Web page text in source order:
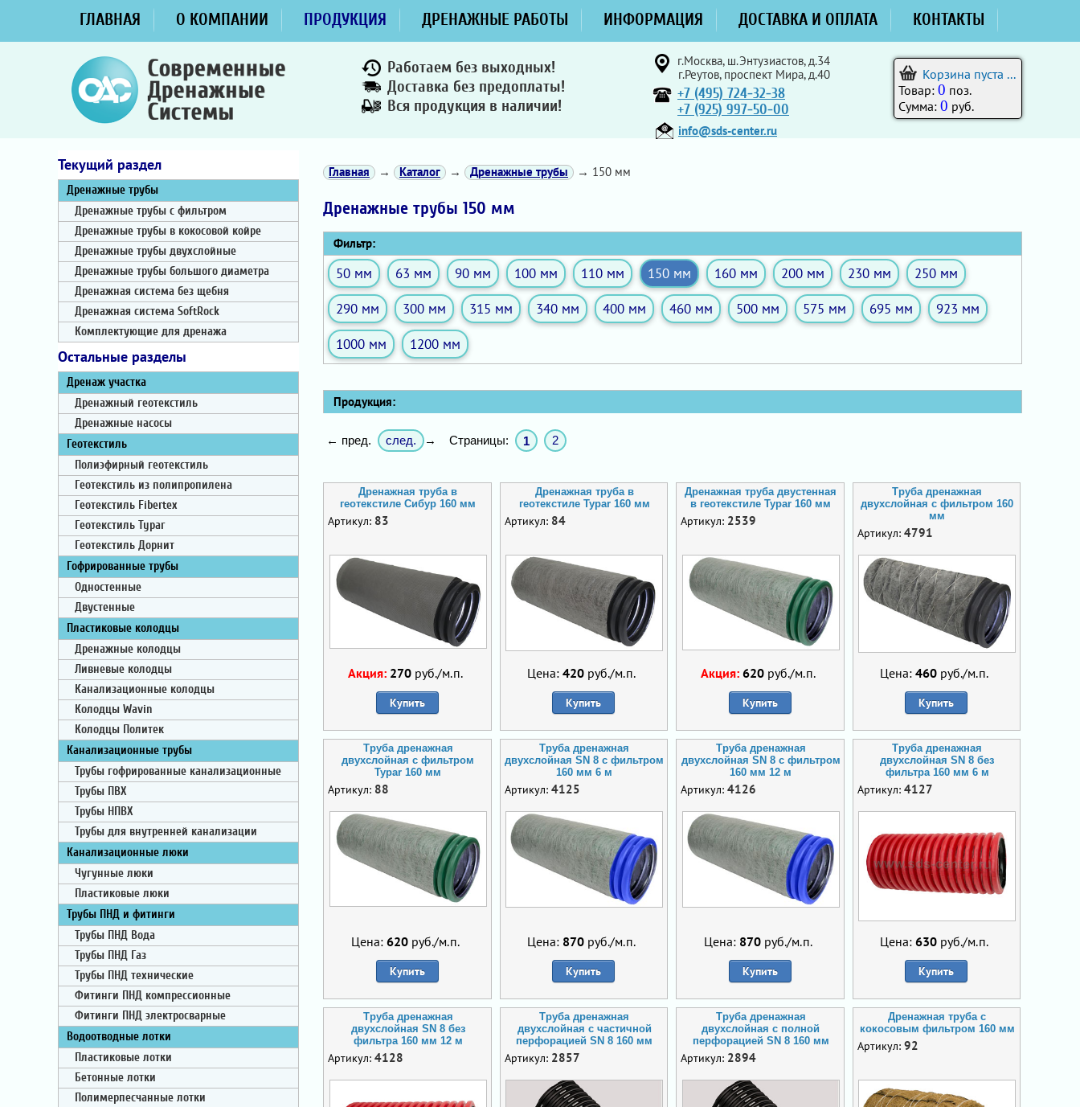
ГЛАВНАЯ О КОМПАНИИ ПРОДУКЦИЯ ДРЕНАЖНЫЕ РАБОТЫ ИНФОРМАЦИЯ ДОСТАВКА И ОПЛАТА КОНТАКТЫ
Работаем без выходных!
Доставка без предоплаты!
Вся продукция в наличии!
г.Москва, ш.Энтузиастов, д.34
г.Реутов, проспект Мира, д.40
+7 (495) 724-32-38
+7 (925) 997-50-00
info@sds-center.ru
Корзина пуста ...
Товар: 0 поз.
Сумма: 0 руб.
Текущий раздел
Дренажные трубы
Дренажные трубы с фильтром
Дренажные трубы в кокосовой койре
Дренажные трубы двухслойные
Дренажные трубы большого диаметра
Дренажная система без щебня
Дренажная система SoftRock
Комплектующие для дренажа
Остальные разделы
Дренаж участка
Дренажный геотекстиль
Дренажные насосы
Геотекстиль
Полиэфирный геотекстиль
Геотекстиль из полипропилена
Геотекстиль Fibertex
Геотекстиль Typar
Геотекстиль Дорнит
Гофрированные трубы
Одностенные
Двустенные
Пластиковые колодцы
Дренажные колодцы
Ливневые колодцы
Канализационные колодцы
Колодцы Wavin
Колодцы Политек
Канализационные трубы
Трубы гофрированные канализационные
Трубы ПВХ
Трубы НПВХ
Трубы для внутренней канализации
Канализационные люки
Чугунные люки
Пластиковые люки
Трубы ПНД и фитинги
Трубы ПНД Вода
Трубы ПНД Газ
Трубы ПНД технические
Фитинги ПНД компрессионные
Фитинги ПНД электросварные
Водоотводные лотки
Пластиковые лотки
Бетонные лотки
Полимерпесчанные лотки
Главная → Каталог → Дренажные трубы → 150 мм
Дренажные трубы 150 мм
Фильтр:
50 мм 63 мм 90 мм 100 мм 110 мм 150 мм 160 мм 200 мм 230 мм
250 мм
290 мм
300 мм 315 мм 340 мм 400 мм 460 мм 500 мм 575 мм 695 мм
923 мм
1000 мм
1200 мм
Продукция:
← пред. след. → Страницы: 1 2
Дренажная труба в
геотекстиле Сибур 160 мм
Артикул: 83
Акция: 270руб./м.п.
Купить
Дренажная труба в
геотекстиле Typar 160 мм
Артикул: 84
Цена:420 руб./м.п.
Купить
Дренажная труба двустенная
в геотекстиле Typar 160 мм
Артикул: 2539
Акция: 620руб./м.п.
Купить
Труба дренажная
двухслойная с фильтром 160
мм
Артикул: 4791
Цена:460 руб./м.п.
Купить
Труба дренажная
двухслойная с фильтром
Typar 160 мм
Артикул: 88
Цена: 620руб./м.п.
Купить
Труба дренажная
двухслойная SN 8 с фильтром
160 мм 6 м
Артикул: 4125
Цена: 870 руб./м.п.
Купить
Труба дренажная
двухслойная SN 8 с фильтром
160 мм 12 м
Артикул: 4126
Цена: 870руб./м.п.
Купить
Труба дренажная
двухслойная SN 8 без
фильтра 160 мм 6 м
Артикул: 4127
Цена:630 руб./м.п.
Купить
Труба дренажная
двухслойная SN 8 без
фильтра 160 мм 12 м
Артикул: 4128
Труба дренажная
двухслойная с частичной
перфорацией SN 8 160 мм
Артикул: 2857
Труба дренажная
двухслойная с полной
перфорацией SN 8 160 мм
Артикул: 2894
Дренажная труба с
кокосовым фильтром 160 мм
Артикул: 92